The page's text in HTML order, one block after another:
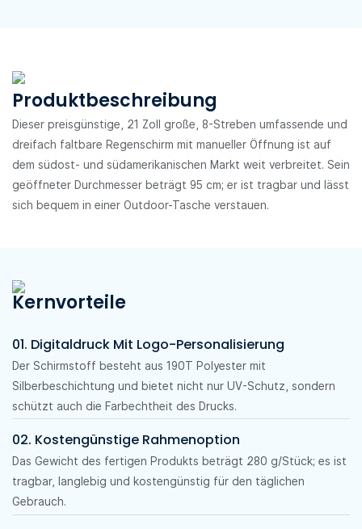
Produktbeschreibung
Dieser preisgünstige, 21 Zoll große, 8-Streben umfassende und
dreifach faltbare Regenschirm mit manueller Öffnung ist auf
dem südost- und südamerikanischen Markt weit verbreitet. Sein
geöffneter Durchmesser beträgt 95 cm; er ist tragbar und lässt
sich bequem in einer Outdoor-Tasche verstauen.
Kernvorteile
01. Digitaldruck Mit Logo-Personalisierung
Der Schirmstoff besteht aus 190T Polyester mit
Silberbeschichtung und bietet nicht nur UV-Schutz, sondern
schützt auch die Farbechtheit des Drucks.
02. Kostengünstige Rahmenoption
Das Gewicht des fertigen Produkts beträgt 280 g/Stück; es ist
tragbar, langlebig und kostengünstig für den täglichen
Gebrauch.